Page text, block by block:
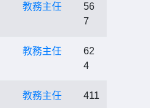
教務主任
56
7
教務主任
62
4
教務主任 411